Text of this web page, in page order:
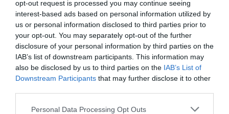
opt-out request is processed you may continue seeing
interest-based ads based on personal information utilized by
us or personal information disclosed to third parties prior to
your opt-out. You may separately opt-out of the further
disclosure of your personal information by third parties on the
IAB’s list of downstream participants. This information may
also be disclosed by us to third parties on the IAB’s List of
Downstream Participants that may further disclose it to other
Please note that this website/app uses one or more Google
Personal Data Processing Opt Outs
Megosztás: Facebook Twitter Pinterest
Címkék: szépségápolás,narancsbőr,jótékony
hatás,uborka